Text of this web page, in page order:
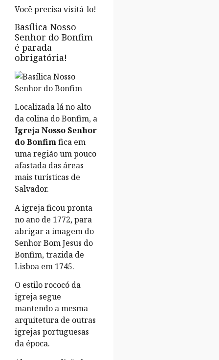
Você precisa visitá-lo!
Basílica Nosso
Senhor do Bonfim
é parada
obrigatória!
Localizada lá no alto
da colina do Bonfim, a
Igreja Nosso Senhor
do Bonfimfica em
uma região um pouco
afastada das áreas
mais turísticas de
Salvador.
A igreja ficou pronta
no ano de 1772, para
abrigar a imagem do
Senhor Bom Jesus do
Bonfim, trazida de
Lisboa em 1745.
O estilo rococó da
igreja segue
mantendo a mesma
arquitetura de outras
igrejas portuguesas
da época.